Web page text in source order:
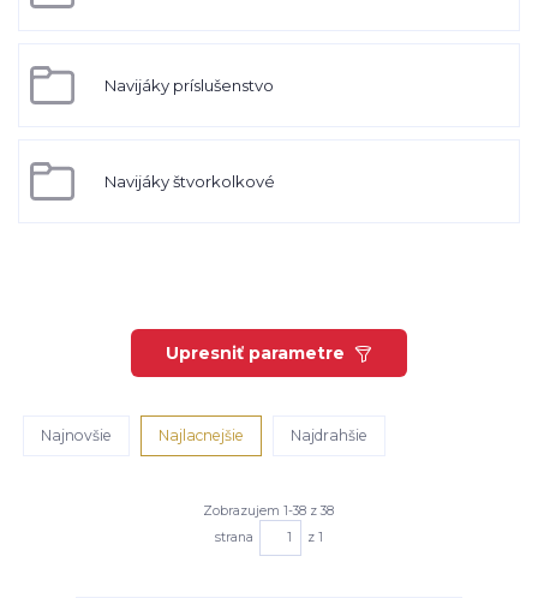
Navijáky príslušenstvo
Navijáky štvorkolkové
Upresniť parametre
Najnovšie Najlacnejšie Najdrahšie
Zobrazujem 1-38 z 38
strana
z 1